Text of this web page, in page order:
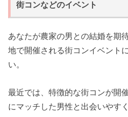
街コンなどのイベント
あなたが農家の男との結婚を期
地で開催される街コンイベント
い。
最近では、特徴的な街コンが開
にマッチした男性と出会いやす